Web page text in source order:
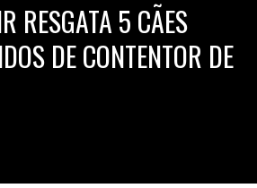
RESGATA 5 CÃES
DE CONTENTOR DE